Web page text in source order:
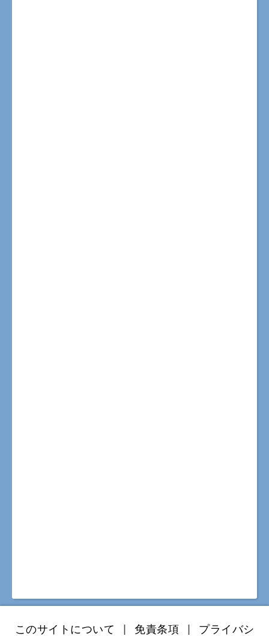
このサイトについて | 免責条項 | プライバシ